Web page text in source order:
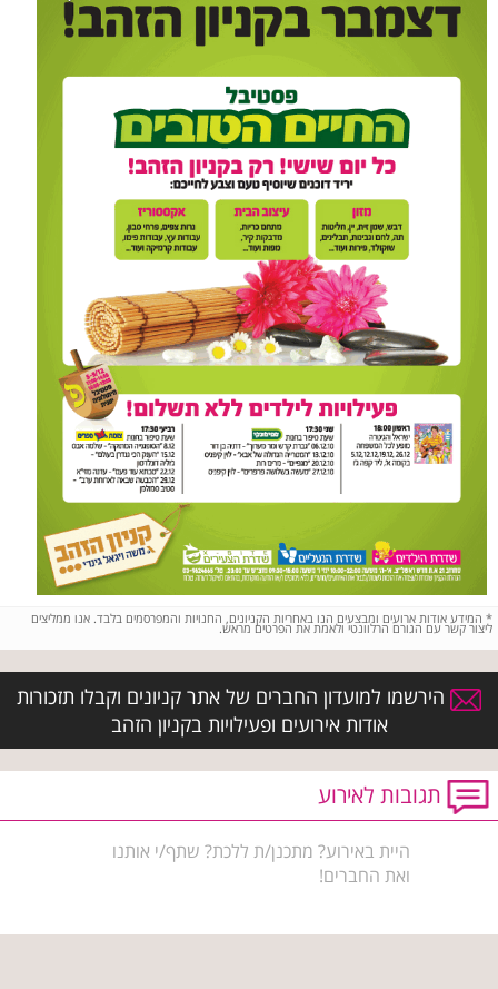
* המידע אודות ארועים ומבצעים הנו באחריות הקניונים, החנויות והמפרסמים בלבד. אנו ממליצים
ליצור קשר עם הגורם הרלוונטי ולאמת את הפרטים מראש.
הירשמו למועדון החברים של אתר קניונים וקבלו תזכורות
אודות אירועים ופעילויות בקניון הזהב
תגובות לאירוע
היית באירוע? מתכנן/ת ללכת? שתף/י אותנו
ואת החברים!